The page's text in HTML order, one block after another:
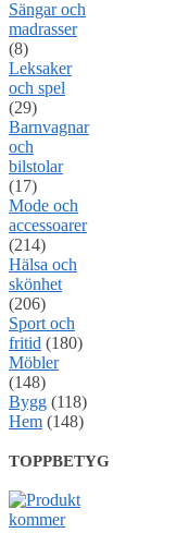
Sängar och
madrasser
(8)
Leksaker
och spel
(29)
Barnvagnar
och
bilstolar
(17)
Mode och
accessoarer
(214)
Hälsa och
skönhet
(206)
Sport och
fritid (180)
Möbler
(148)
Bygg (118)
Hem (148)
TOPPBETYG